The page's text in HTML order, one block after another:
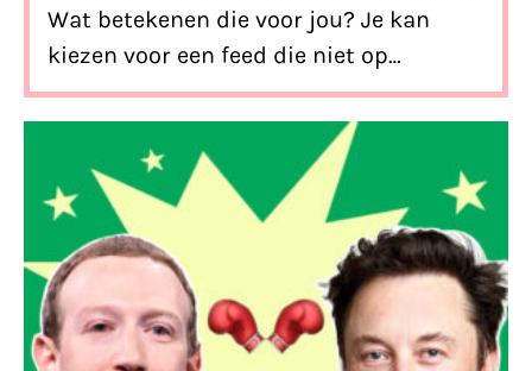
Wat betekenen die voor jou? Je kan
kiezen voor een feed die niet op
profilering is gebaseerd en je krijgt
inzicht in de advertenties die je te zien
krijgt. We leggen je uit hoe en wat!